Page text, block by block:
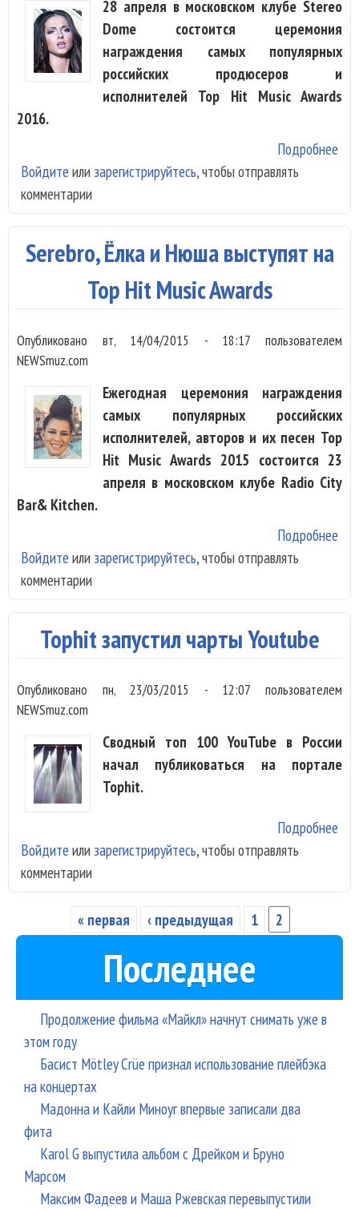
28 апреля в московском клубе Stereo
Dome состоится церемония
награждения самых популярных
российских продюсеров и
исполнителей Top Hit Music Awards
2016.
Подробнее
Войдите или зарегистрируйтесь, чтобы отправлять
комментарии
Serebro, Ёлка и Нюша выступят на
Top Hit Music Awards
Опубликовано вт, 14/04/2015 - 18:17 пользователем
NEWSmuz.com
Ежегодная церемония награждения
самых популярных российских
исполнителей, авторов и их песен Top
Hit Music Awards 2015 состоится 23
апреля в московском клубе Radio City
Bar& Kitchen.
Подробнее
Войдите или зарегистрируйтесь, чтобы отправлять
комментарии
Tophit запустил чарты Youtube
Опубликовано пн, 23/03/2015 - 12:07 пользователем
NEWSmuz.com
Сводный топ 100 YouTube в России
начал публиковаться на портале
Tophit.
Подробнее
Войдите или зарегистрируйтесь, чтобы отправлять
комментарии
Страницы
« первая ‹ предыдущая 1 2
Последнее
Продолжение фильма «Майкл» начнут снимать уже в
этом году
Басист Mötley Crüe признал использование плейбэка
на концертах
Мадонна и Кайли Миноуг впервые записали два
фита
Karol G выпустила альбом с Дрейком и Бруно
Марсом
Максим Фадеев и Маша Ржевская перевыпустили